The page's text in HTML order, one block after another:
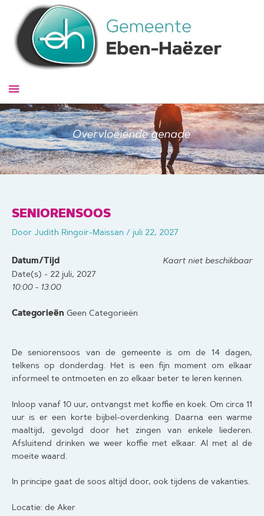
inhoud
Hoofdmenu
SENIORENSOOS
Door Judith Ringoir-Maissan / juli 22, 2027
Kaart niet beschikbaar
Datum/Tijd
Date(s) - 22 juli, 2027
10:00 - 13:00
Categorieën Geen Categorieën
De seniorensoos van de gemeente is om de 14 dagen,
telkens op donderdag. Het is een fijn moment om elkaar
informeel te ontmoeten en zo elkaar beter te leren kennen.
Inloop vanaf 10 uur, ontvangst met koffie en koek. Om circa 11
uur is er een korte bijbel-overdenking. Daarna een warme
maaltijd, gevolgd door het zingen van enkele liederen.
Afsluitend drinken we weer koffie met elkaar. Al met al de
moeite waard.
In principe gaat de soos altijd door, ook tijdens de vakanties.
Locatie: de Aker